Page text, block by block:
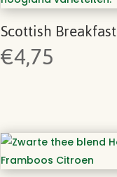
Scottish Breakfast
€4,75